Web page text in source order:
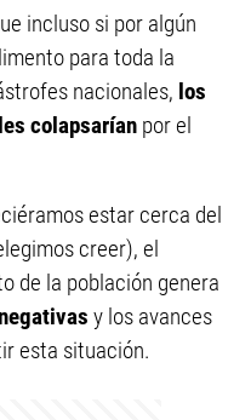
incluso si por algún
para toda la
nacionales, los
colapsarían por el
estar cerca del
creer), el
de la población genera
y los avances
esta situación.